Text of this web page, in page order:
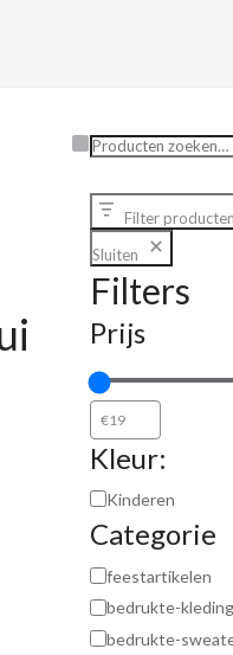
Zoeken
Filter producten
Sluiten
Filters
Prijs
Kleur:
Kinderen
Categorie
feestartikelen
bedrukte-
bedrukte-